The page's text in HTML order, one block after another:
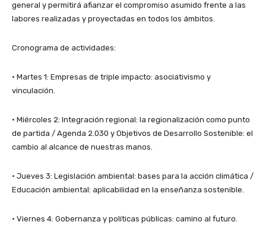
general y permitirá afianzar el compromiso asumido frente a las
labores realizadas y proyectadas en todos los ámbitos.
Cronograma de actividades:
• Martes 1: Empresas de triple impacto: asociativismo y
vinculación.
• Miércoles 2: Integración regional: la regionalización como punto
de partida / Agenda 2.030 y Objetivos de Desarrollo Sostenible: el
cambio al alcance de nuestras manos.
• Jueves 3: Legislación ambiental: bases para la acción climática /
Educación ambiental: aplicabilidad en la enseñanza sostenible.
• Viernes 4: Gobernanza y políticas públicas: camino al futuro.